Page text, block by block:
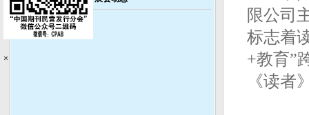
×
限公司
标志着
+教育”
《读者